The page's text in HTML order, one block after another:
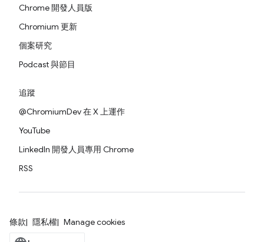
Chrome 開發人員版
Chromium 更新
個案研究
Podcast 與節目
追蹤
@ChromiumDev 在 X 上運作
YouTube
LinkedIn 開發人員專用 Chrome
RSS
條款 隱私權 Manage cookies